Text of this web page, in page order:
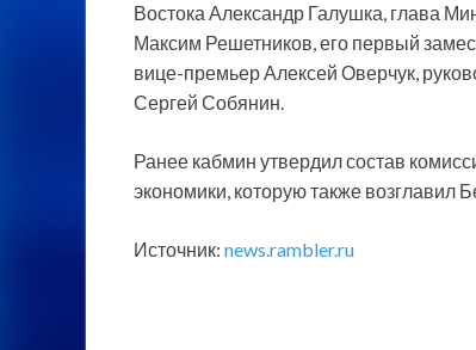
Востока Александр Галушка, глава
Максим Решетников, его первый
вице-премьер Алексей Оверчук,
Сергей Собянин.
Ранее кабмин утвердил состав
экономики, которую также возглавил
Источник: news.rambler.ru